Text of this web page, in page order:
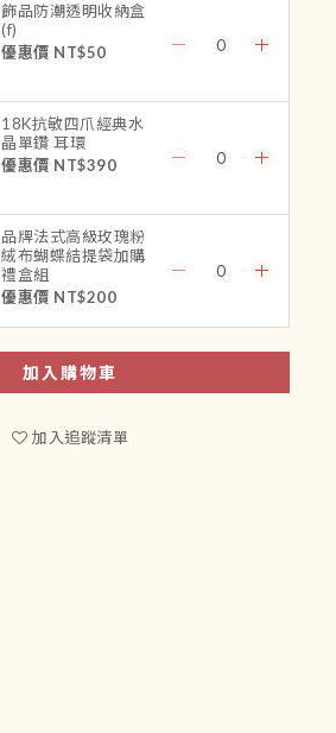
飾品防潮透明收納盒
(f)
優惠價 NT$50
18K抗敏四爪經典水
晶單鑽 耳環
優惠價 NT$390
品牌法式高級玫瑰粉
絨布蝴蝶結提袋加購
禮盒組
優惠價 NT$200
加入購物車
加入追蹤清單